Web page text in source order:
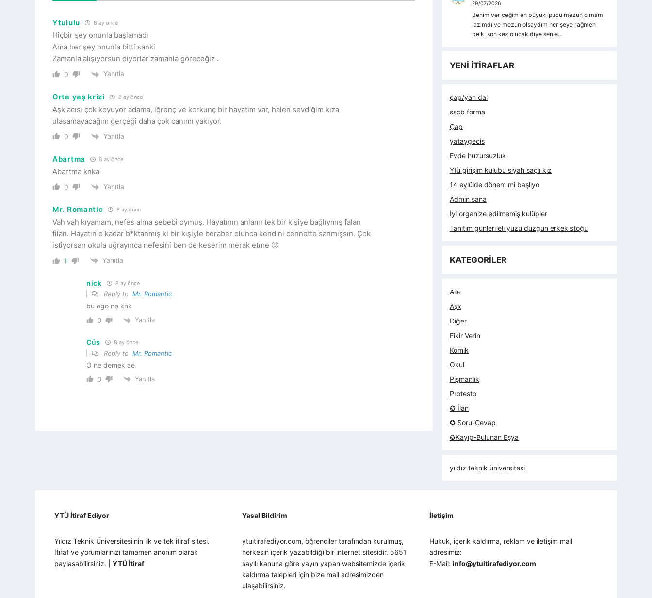
Ytululu 8 ay önce
Hiçbir şey onunla başlamadı
Ama her şey onunla bitti sanki
Zamanla alışıyorsun diyorlar zamanla göreceğiz .
0 Yanıtla
Orta yaş krizi 8 ay önce
Aşk acısı çok koyuyor adama, iğrenç ve korkunç bir hayatım var, halen sevdiğim kıza
ulaşamayacağım gerçeği daha çok canımı yakıyor.
0 Yanıtla
Abartma 8 ay önce
Abartma knka
0 Yanıtla
Mr. Romantic 8 ay önce
Vah vah kıyamam, nefes alma sebebi oymuş. Hayatının anlamı tek bir kişiye bağlıymış falan
filan. Hayatın o kadar b*ktanmış ki bir kişiyle beraber olunca kendini cennette sanmışsın. Çok
istiyorsan okula uğrayınca nefesini ben de keserim merak etme 🙂
1 Yanıtla
nick 8 ay önce
Reply to Mr. Romantic
bu ego ne knk
0 Yanıtla
Cüs 8 ay önce
Reply to Mr. Romantic
O ne demek ae
0 Yanıtla
29/07/2026
Benim vericeğim en büyük ipucu mezun olmam
lazımdı ve mezun olsaydım her şeye rağmen
belki son kez olucak diye senle…
YENİ İTİRAFLAR
çap/yan dal
sscb forma
Çap
yataygecis
Evde huzursuzluk
Ytü girişim kulubu siyah saçlı kız
14 eylülde dönem mi başlıyo
Admin sana
İyi organize edilmemiş kulüpler
Tanıtım günleri eli yüzü düzgün erkek stoğu
KATEGORİLER
Aile
Aşk
Diğer
Fikir Verin
Komik
Okul
Pişmanlık
Protesto
✪ İlan
✪ Soru-Cevap
✪Kayıp-Bulunan Eşya
yıldız teknik üniversitesi
YTÜ İtiraf Ediyor
Yıldız Teknik Üniversitesi'nin ilk ve tek itiraf sitesi.
İtiraf ve yorumlarınızı tamamen anonim olarak
paylaşabilirsiniz. | YTÜ İtiraf
Yasal Bildirim
ytuitirafediyor.com, öğrenciler tarafından kurulmuş,
herkesin içerik yazabildiği bir internet sitesidir. 5651
sayılı kanuna göre yayın yapan websitemizde içerik
kaldırma talepleri için bize mail adresimizden
ulaşabilirsiniz.
İletişim
Hukuk, içerik kaldırma, reklam ve iletişim mail
adresimiz:
E-Mail:info@ytuitirafediyor.com